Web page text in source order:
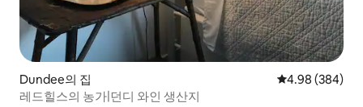
Dundee의 집 평점 4.98점(5
4.98 (384)
레드힐스의 농가|던디 와인 생산지